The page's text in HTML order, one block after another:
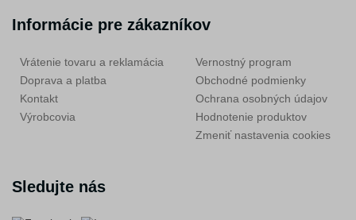
Informácie pre zákazníkov
Vrátenie tovaru a reklamácia
Doprava a platba
Kontakt
Výrobcovia
Vernostný program
Obchodné podmienky
Ochrana osobných údajov
Hodnotenie produktov
Zmeniť nastavenia cookies
Sledujte nás